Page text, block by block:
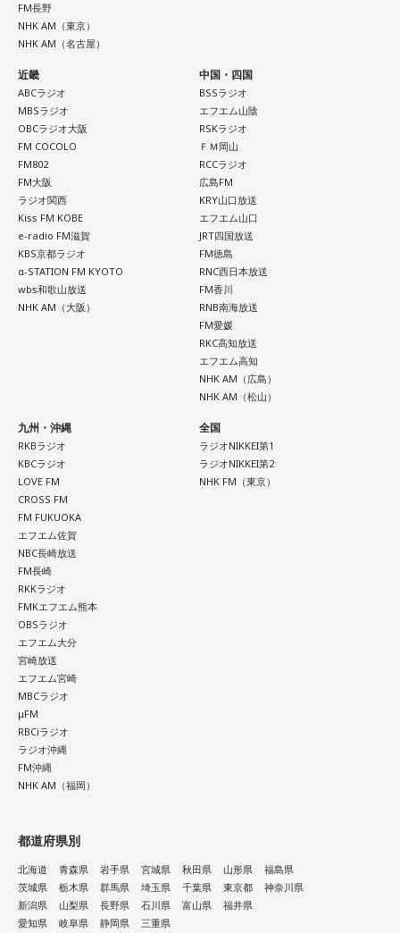
FM長野
NHK AM（東京）
NHK AM（名古屋）
近畿
ABCラジオ
MBSラジオ
OBCラジオ大阪
FM COCOLO
FM802
FM大阪
ラジオ関西
Kiss FM KOBE
e-radio FM滋賀
KBS京都ラジオ
α-STATION FM KYOTO
wbs和歌山放送
NHK AM（大阪）
中国・四国
BSSラジオ
エフエム山陰
RSKラジオ
ＦＭ岡山
RCCラジオ
広島FM
KRY山口放送
エフエム山口
JRT四国放送
FM徳島
RNC西日本放送
FM香川
RNB南海放送
FM愛媛
RKC高知放送
エフエム高知
NHK AM（広島）
NHK AM（松山）
九州・沖縄
RKBラジオ
KBCラジオ
LOVE FM
CROSS FM
FM FUKUOKA
エフエム佐賀
NBC長崎放送
FM長崎
RKKラジオ
FMKエフエム熊本
OBSラジオ
エフエム大分
宮崎放送
エフエム宮崎
MBCラジオ
μFM
RBCiラジオ
ラジオ沖縄
FM沖縄
NHK AM（福岡）
全国
ラジオNIKKEI第1
ラジオNIKKEI第2
NHK FM（東京）
都道府県別
北海道 青森県 岩手県 宮城県 秋田県 山形県
福島県
茨城県
栃木県 群馬県 埼玉県 千葉県 東京都
神奈川県
新潟県
山梨県 長野県 石川県 富山県
福井県
愛知県
岐阜県 静岡県 三重県